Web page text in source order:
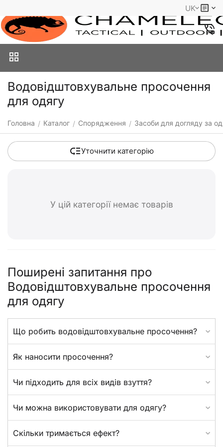
UK
Водовідштовхувальне просочення
для одягу
Головна / Каталог / Спорядження / Засоби для догляду за
Уточнити категорію
У цій категорії немає товарів
Поширені запитання про
Водовідштовхувальне просочення
для одягу
Що робить водовідштовхувальне просочення?
Як наносити просочення?
Чи підходить для всіх видів взуття?
Чи можна використовувати для одягу?
Скільки тримається ефект?